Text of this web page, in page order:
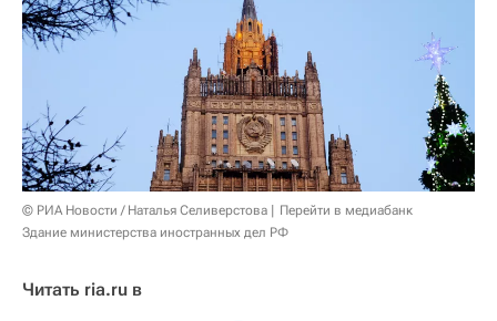
© РИА Новости / Наталья Селиверстова
Перейти в медиабанк
Здание министерства иностранных дел РФ
Читать ria.ru в